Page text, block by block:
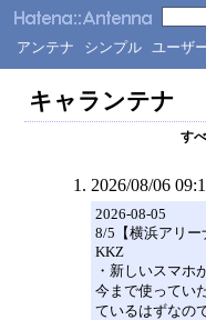
アンテナ シンプル ユーザ
キャランテナ
す
2026/08/06
2026-08-05
8/5【横浜アリー
KKZ
・新しいスマホ
今まで使ってい
ているはずなの